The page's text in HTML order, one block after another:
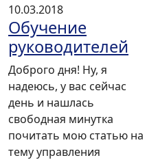
10.03.2018
Обучение
руководителей
Доброго дня! Ну, я
надеюсь, у вас сейчас
день и нашлась
свободная минутка
почитать мою статью на
тему управления